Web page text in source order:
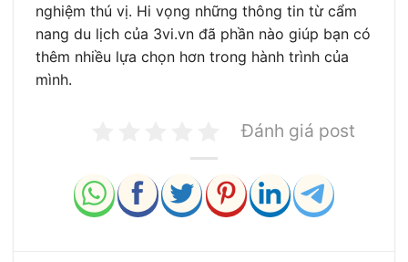
nghiệm thú vị. Hi vọng những thông tin từ cẩm
nang du lịch của 3vi.vn đã phần nào giúp bạn có
thêm nhiều lựa chọn hơn trong hành trình của
mình.
Đánh giá post